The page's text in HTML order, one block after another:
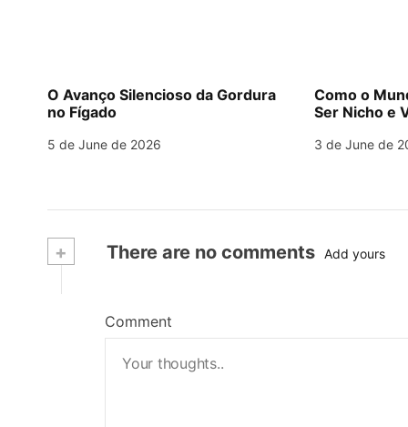
O Avanço Silencioso da Gordura
no Fígado
5 de June de 2026
Como o
Ser Nicho e
3 de June de
+ There are no comments Add yours
Comment